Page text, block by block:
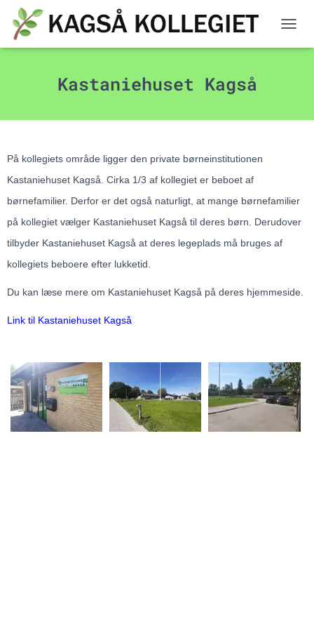
Kastaniehuset Kagså
På kollegiets område ligger den private børneinstitutionen
Kastaniehuset Kagså. Cirka 1/3 af kollegiet er beboet af
børnefamilier. Derfor er det også naturligt, at mange børnefamilier
på kollegiet vælger Kastaniehuset Kagså til deres børn. Derudover
tilbyder Kastaniehuset Kagså at deres legeplads må bruges af
kollegiets beboere efter lukketid.
Du kan læse mere om Kastaniehuset Kagså på deres hjemmeside.
Link til Kastaniehuset Kagså